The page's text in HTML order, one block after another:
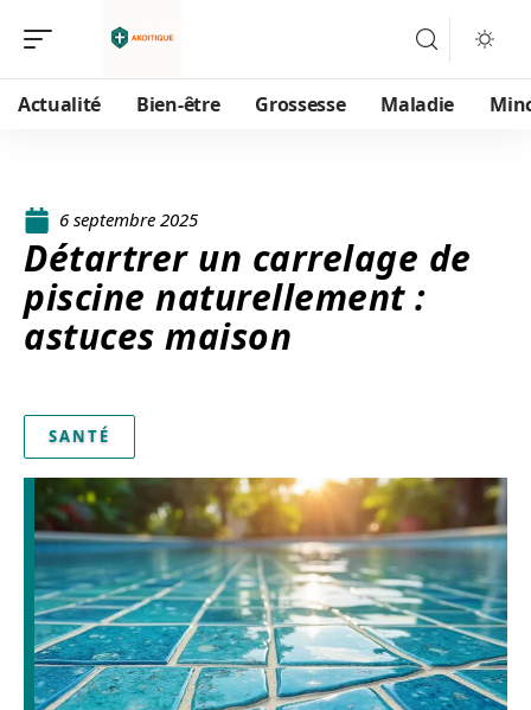
Actualité Bien-être Grossesse Maladie
6 septembre 2025
Détartrer un carrelage de
piscine naturellement :
astuces maison
SANTÉ